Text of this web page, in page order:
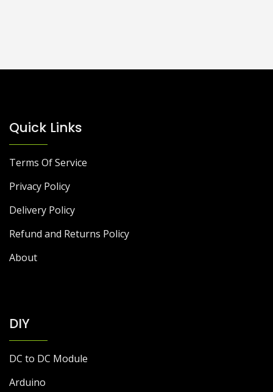
Quick Links
Terms Of Service
Privacy Policy
Delivery Policy
Refund and Returns Policy
About
DIY
DC to DC Module
Arduino